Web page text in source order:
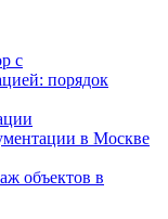
с
порядок
в Москве
объектов в